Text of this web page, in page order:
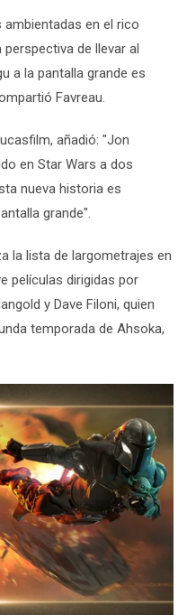
en el rico
de llevar al
a la pantalla grande es
Favreau.
añadió: "Jon
en Star Wars a dos
nueva historia es
grande".
la lista de largometrajes en
películas dirigidas por
y Dave Filoni, quien
temporada de Ahsoka,